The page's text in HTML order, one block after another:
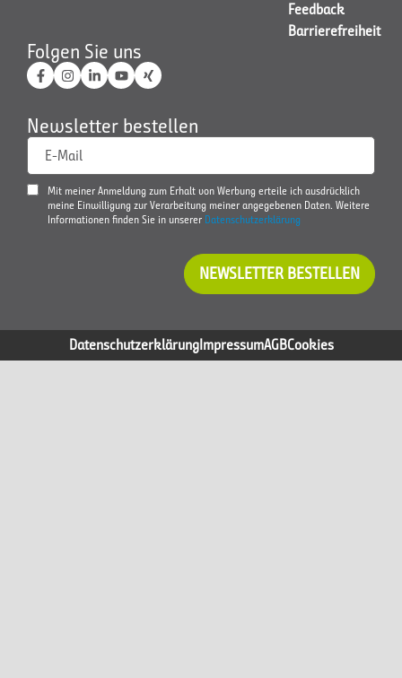
Feedback
Barrierefreiheit
Folgen Sie uns
Newsletter bestellen
E-Mail
Mit meiner Anmeldung zum Erhalt von Werbung erteile ich ausdrücklich
meine Einwilligung zur Verarbeitung meiner angegebenen Daten. Weitere
Informationen finden Sie in unserer Datenschutzerklärung
NEWSLETTER BESTELLEN
DatenschutzerklärungImpressumAGBCookies